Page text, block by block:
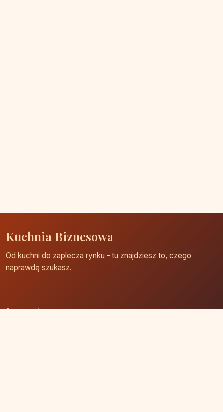
Kuchnia Biznesowa
Od kuchni do zaplecza rynku - tu znajdziesz to, czego
naprawdę szukasz.
Strona główna